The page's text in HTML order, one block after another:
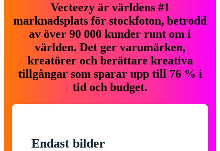
Vecteezy är världens #1
marknadsplats för stockfoton, betrodd
av över 90 000 kunder runt om i
världen. Det ger varumärken,
kreatörer och berättare kreativa
tillgångar som sparar upp till 76 % i
tid och budget.
Endast bilder